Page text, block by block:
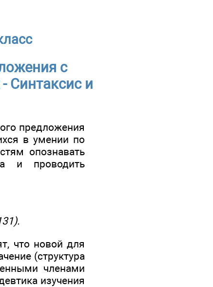
с
Синтаксис и
предложения
в умении по
опознавать
и проводить
что новой для
(структура
членами
изучения